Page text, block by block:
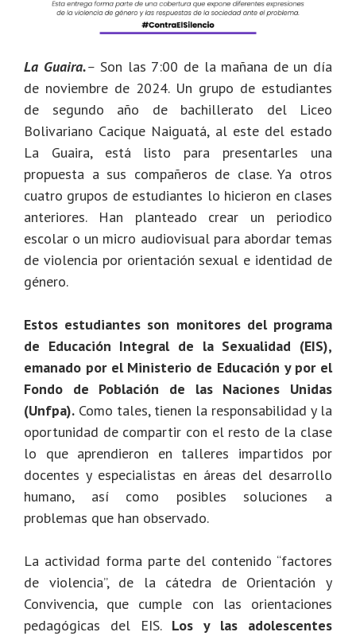
La Guaira.– Son las 7:00 de la mañana de un día
de noviembre de 2024. Un grupo de estudiantes
de segundo año de bachillerato del Liceo
Bolivariano Cacique Naiguatá, al este del estado
La Guaira, está listo para presentarles una
propuesta a sus compañeros de clase. Ya otros
cuatro grupos de estudiantes lo hicieron en clases
anteriores. Han planteado crear un periodico
escolar o un micro audiovisual para abordar temas
de violencia por orientación sexual e identidad de
género.
Estos estudiantes son monitores del programa
de Educación Integral de la Sexualidad (EIS),
emanado por el Ministerio de Educación y por el
Fondo de Población de las Naciones Unidas
(Unfpa). Como tales, tienen la responsabilidad y la
oportunidad de compartir con el resto de la clase
lo que aprendieron en talleres impartidos por
docentes y especialistas en áreas del desarrollo
humano, así como posibles soluciones a
problemas que han observado.
La actividad forma parte del contenido “factores
de violencia”, de la cátedra de Orientación y
Convivencia, que cumple con las orientaciones
pedagógicas del EIS. Los y las adolescentes